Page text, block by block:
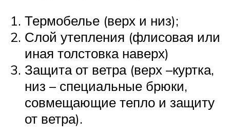
Термобелье (верх и низ);
Слой утепления (флисовая или
иная толстовка наверх)
Защита от ветра (верх –куртка,
низ – специальные брюки,
совмещающие тепло и защиту
от ветра).